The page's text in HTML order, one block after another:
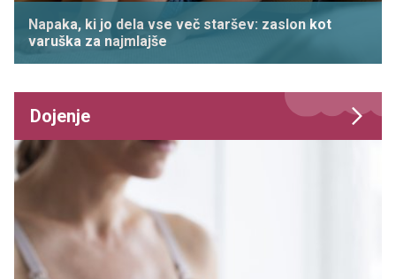
Napaka, ki jo dela vse več staršev: zaslon kot
varuška za najmlajše
Dojenje